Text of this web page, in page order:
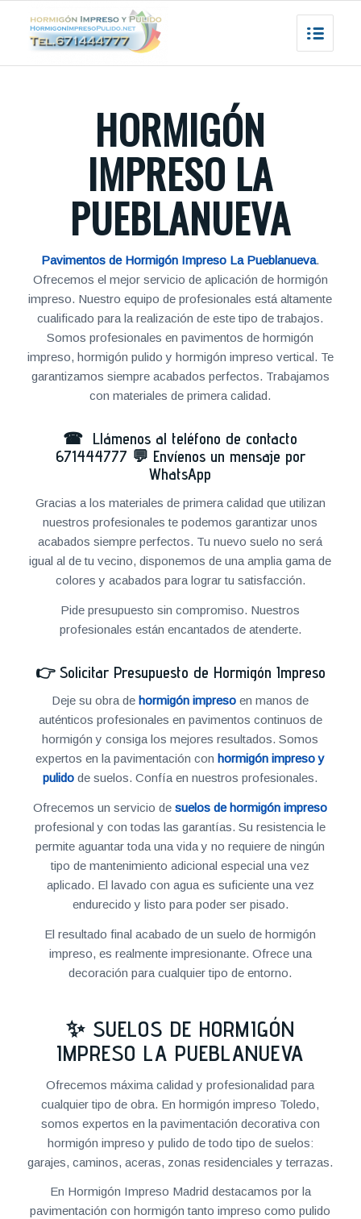
HORMIGÓN
IMPRESO LA
PUEBLANUEVA
Pavimentos de Hormigón Impreso La Pueblanueva.
Ofrecemos el mejor servicio de aplicación de hormigón
impreso. Nuestro equipo de profesionales está altamente
cualificado para la realización de este tipo de trabajos.
Somos profesionales en pavimentos de hormigón
impreso, hormigón pulido y hormigón impreso vertical. Te
garantizamos siempre acabados perfectos. Trabajamos
con materiales de primera calidad.
☎ Llámenos al teléfono de contacto
671444777 💬 Envíenos un mensaje por
WhatsApp
Gracias a los materiales de primera calidad que utilizan
nuestros profesionales te podemos garantizar unos
acabados siempre perfectos. Tu nuevo suelo no será
igual al de tu vecino, disponemos de una amplia gama de
colores y acabados para lograr tu satisfacción.
Pide presupuesto sin compromiso. Nuestros
profesionales están encantados de atenderte.
👉 Solicitar Presupuesto de Hormigón Impreso
Deje su obra dehormigón impreso en manos de
auténticos profesionales en pavimentos continuos de
hormigón y consiga los mejores resultados. Somos
expertos en la pavimentación conhormigón impreso y
pulido de suelos. Confía en nuestros profesionales.
Ofrecemos un servicio desuelos de hormigón impreso
profesional y con todas las garantías. Su resistencia le
permite aguantar toda una vida y no requiere de ningún
tipo de mantenimiento adicional especial una vez
aplicado. El lavado con agua es suficiente una vez
endurecido y listo para poder ser pisado.
El resultado final acabado de un suelo de hormigón
impreso, es realmente impresionante. Ofrece una
decoración para cualquier tipo de entorno.
✨ SUELOS DE HORMIGÓN
IMPRESO LA PUEBLANUEVA
Ofrecemos máxima calidad y profesionalidad para
cualquier tipo de obra. En hormigón impreso Toledo,
somos expertos en la pavimentación decorativa con
hormigón impreso y pulido de todo tipo de suelos:
garajes, caminos, aceras, zonas residenciales y terrazas.
En Hormigón Impreso Madrid destacamos por la
pavimentación con hormigón tanto impreso como pulido